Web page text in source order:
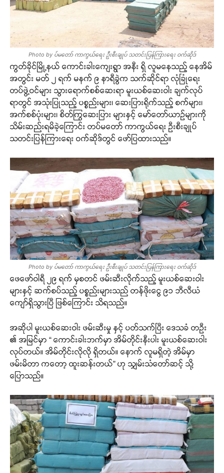
Photo by ပ်မတော် ကာကွယ်ရေး ဦးစီးချုပ် သတင်းပြန်ကြားရေး ဝက်ဆိုဒ်
ကွတ်ခိုင်မြို့နယ် ကောင်းခါးကျေးရွာ အနီး ရှိ လူမနေသည့် နေအိမ်
အတွင်း မတ် ၂ ရက် မနက် ၉ နာရီခွဲက သက်ဆိုင်ရာ လုံခြုံရေး
တပ်ဖွဲ့ဝင်များ သွားရောက်စစ်ဆေးရာ မူးယစ်ဆေးဝါး ချက်လုပ်
ရာတွင် အသုံးပြုသည့် ပစ္စည်းများ၊ ဆေးပြားရိုက်သည့် စက်များ၊
အက်စစ်ပုံးများ၊ စိတ်ကြွဆေးပြား များနှင့် မော်တော်ယာဉ်များကို
သိမ်းဆည်းရမိခဲ့ကြောင်း တပ်မတော် ကာကွယ်ရေး ဦးစီးချုပ်
သတင်းပြန်ကြားရေး ဝက်ဆိုဒ်တွင် ဖော်ပြထားသည်။
Photo by ပ်မတော် ကာကွယ်ရေး ဦးစီးချုပ် သတင်းပြန်ကြားရေး ဝက်ဆိုဒ်
ဖေဖော်ဝါရီ ၂၉ ရက် မှစတင် ဖမ်းဆီးလိုက်သည့် မူးယစ်ဆေးဝါး
များနှင့် ဆက်စပ်သည့် ပစ္စည်းများသည် တန်ဖိုးငွေ ၉၁ ဘီလီယံ
ကျော်ရှိသွားပြီ ဖြစ်ကြောင်း သိရသည်။
အဆိုပါ မူးယစ်ဆေးဝါး ဖမ်းဆီးမှု နှင့် ပတ်သက်ပြီး ဒေသခံ တဦး
၏ အမြင်မှာ “ ကောင်းခါးဘက်မှာ အိမ်တိုင်းနီးပါး မူးယစ်ဆေးဝါး
လုပ်တယ်။ အိမ်တိုင်းလိုလို ရှိတယ်။ နောက် လူမရှိတဲ့ အိမ်မှာ
ဖမ်းမိတာ ကတော့ ထူးဆန်းတယ်” ဟု သျှမ်းသံတော်ဆင့် သို့
ပြောသည်။